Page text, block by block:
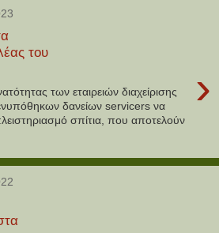
του
›
των εταιρειών διαχείρισης
δανείων servicers να
σπίτια, που αποτελούν